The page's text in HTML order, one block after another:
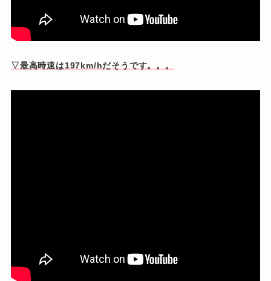
▽最高時速は197km/hだそうです。。。